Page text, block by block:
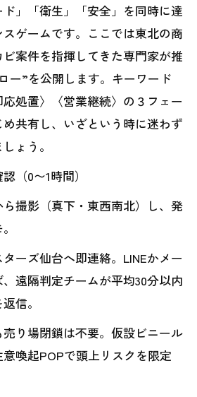
」「衛生」「安全」を同時に達
ゲームです。ここでは東北の商
案件を指揮してきた専門家が推
ー”を公開します。キーワード
処置〉〈営業継続〉の３フェー
共有し、いざという時に迷わず
ょう。
（0〜1時間）
撮影（真下・東西南北）し、発
ーズ仙台へ即連絡。LINEかメー
遠隔判定チームが平均30分以内
信。
売り場閉鎖は不要。仮設ビニール
喚起POPで頭上リスクを限定